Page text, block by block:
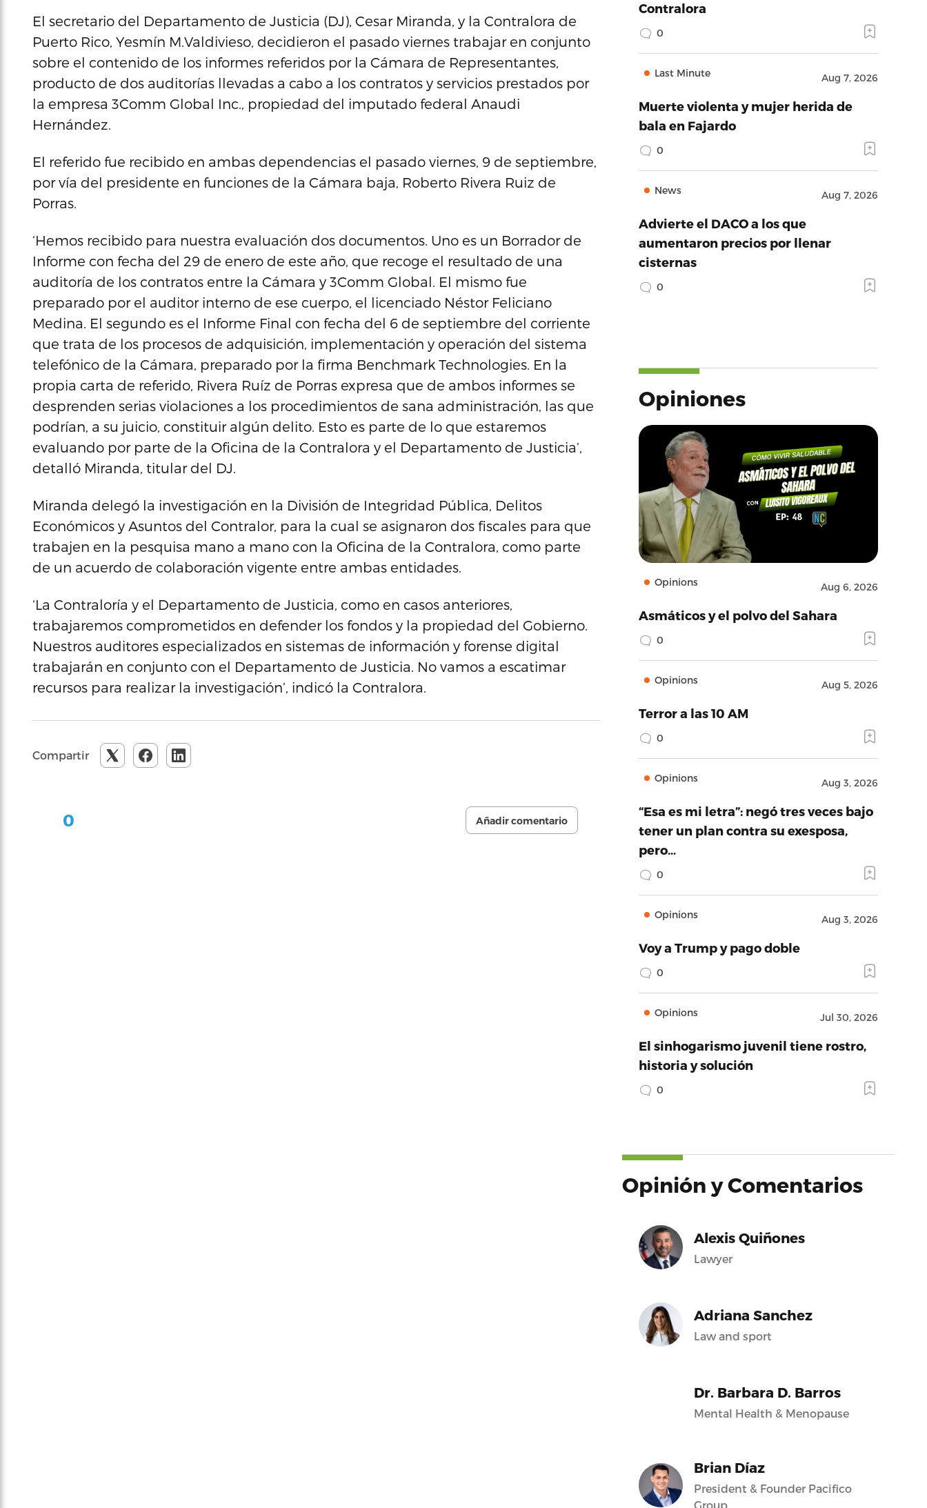
El secretario del Departamento de Justicia (DJ), Cesar Miranda, y la Contralora de
Puerto Rico, Yesmín M.Valdivieso, decidieron el pasado viernes trabajar en conjunto
sobre el contenido de los informes referidos por la Cámara de Representantes,
producto de dos auditorías llevadas a cabo a los contratos y servicios prestados por
la empresa 3Comm Global Inc., propiedad del imputado federal Anaudi
Hernández.
El referido fue recibido en ambas dependencias el pasado viernes, 9 de septiembre,
por vía del presidente en funciones de la Cámara baja, Roberto Rivera Ruiz de
Porras.
‘Hemos recibido para nuestra evaluación dos documentos. Uno es un Borrador de
Informe con fecha del 29 de enero de este año, que recoge el resultado de una
auditoría de los contratos entre la Cámara y 3Comm Global. El mismo fue
preparado por el auditor interno de ese cuerpo, el licenciado Néstor Feliciano
Medina. El segundo es el Informe Final con fecha del 6 de septiembre del corriente
que trata de los procesos de adquisición, implementación y operación del sistema
telefónico de la Cámara, preparado por la firma Benchmark Technologies. En la
propia carta de referido, Rivera Ruíz de Porras expresa que de ambos informes se
desprenden serias violaciones a los procedimientos de sana administración, las que
podrían, a su juicio, constituir algún delito. Esto es parte de lo que estaremos
evaluando por parte de la Oficina de la Contralora y el Departamento de Justicia’,
detalló Miranda, titular del DJ.
Miranda delegó la investigación en la División de Integridad Pública, Delitos
Económicos y Asuntos del Contralor, para la cual se asignaron dos fiscales para que
trabajen en la pesquisa mano a mano con la Oficina de la Contralora, como parte
de un acuerdo de colaboración vigente entre ambas entidades.
‘La Contraloría y el Departamento de Justicia, como en casos anteriores,
trabajaremos comprometidos en defender los fondos y la propiedad del Gobierno.
Nuestros auditores especializados en sistemas de información y forense digital
trabajarán en conjunto con el Departamento de Justicia. No vamos a escatimar
recursos para realizar la investigación’, indicó la Contralora.
Compartir
0 Añadir comentario
Contralora
0
Last Minute Aug 7, 2026
Muerte violenta y mujer herida de
bala en Fajardo
0
News Aug 7, 2026
Advierte el DACO a los que
aumentaron precios por llenar
cisternas
0
Opiniones
Opinions Aug 6, 2026
Asmáticos y el polvo del Sahara
0
Opinions Aug 5, 2026
Terror a las 10 AM
0
Opinions Aug 3, 2026
“Esa es mi letra”: negó tres veces bajo
tener un plan contra su exesposa,
pero…
0
Opinions Aug 3, 2026
Voy a Trump y pago doble
0
Opinions Jul 30, 2026
El sinhogarismo juvenil tiene rostro,
historia y solución
0
Opinión y Comentarios
Alexis Quiñones
Lawyer
Adriana Sanchez
Law and sport
Dr. Barbara D. Barros
Mental Health & Menopause
Brian Díaz
President & Founder Pacifico
Group